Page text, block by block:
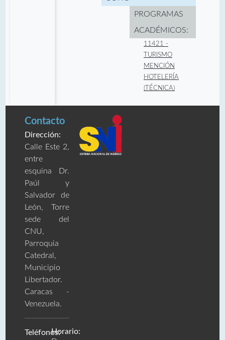
PROGRAMAS
ACADÉMICOS:
11421 -
TURISMO
MENCIÓN
HOTELERÍA
(TÉCNICA)
Contacto
Dirección:
Calle Este 2,
entre
esquina Dr.
Paúl y
Salvador de
León, Torre
sede del
CNU,
Parroquia
Catedral,
Municipio
Libertador.
Caracas -
Venezuela.
Teléfonos:Horario: